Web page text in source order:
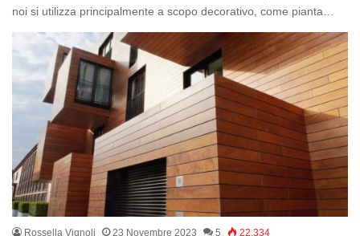
noi si utilizza principalmente a scopo decorativo, come pianta…
Rossella Vignoli 23 Novembre 2023 5 22.334